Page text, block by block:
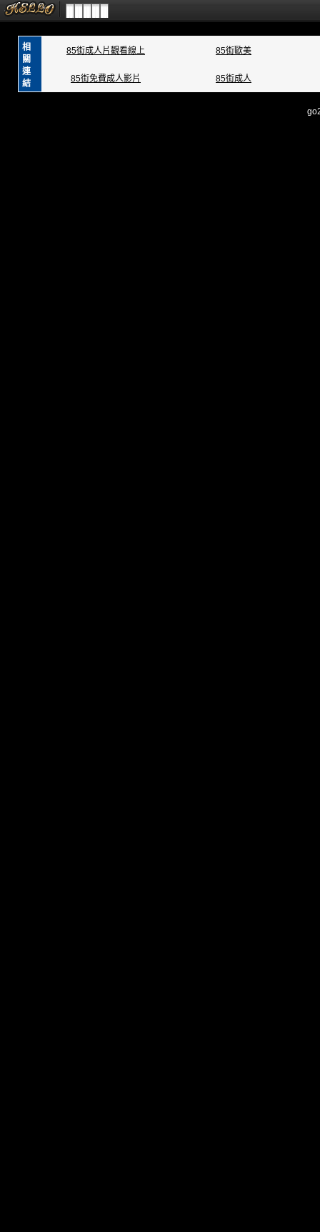
相
關
連
結
85街成人片觀看線上 85街歐美
85街免費成人影片 85街成人